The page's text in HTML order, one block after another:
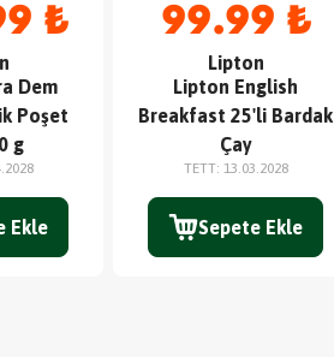
₺
Dem
Poşet
g
Ekle
99.99 ₺
Lipton
Lipton English
Breakfast 25'li Bardak
Çay
TETT: 13.03.2028
Sepete Ekle